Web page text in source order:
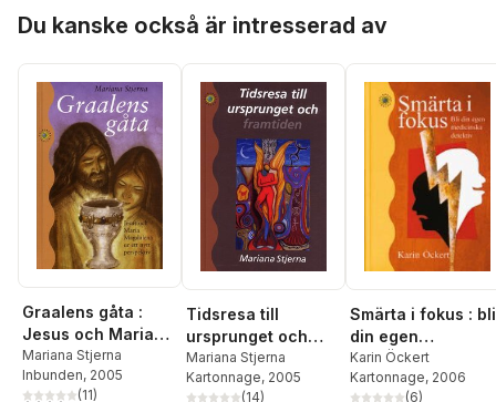
Du kanske också är intresserad av
Graalens gåta :
Jesus och Maria
Magdalena ur ett
nytt perspektiv
Mariana Stjerna
Inbunden, 2005
(11)
Tidsresa till
ursprunget och
framtiden
Mariana Stjerna
Kartonnage, 2005
(14)
Smärta i fokus : bli
din egen
medicinska
detektiv
Karin Öckert
Kartonnage, 2006
(6)